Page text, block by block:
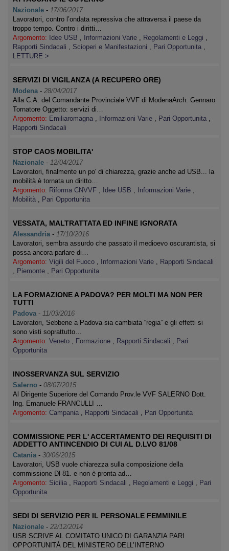
Nazionale - 17/06/2017
Lavoratori, contro l’ondata repressiva che attraversa il paese da
troppo tempo. Contro i diritti…
Argomento: Idee USB , Informazioni Varie , Regolamenti e Leggi ,
Rapporti Sindacali , Scioperi e Manifestazioni , Pari Opportunita ,
LETTURE >
SERVIZI DI VIGILANZA (A RECUPERO ORE)
Modena - 28/04/2017
Alla C.A. del Comandante Provinciale VVF di ModenaArch. Gennaro
Tornatore Oggetto: servizi di…
Argomento: Emiliaromagna , Informazioni Varie , Pari Opportunita ,
Rapporti Sindacali
STOP CAOS MOBILITA'
Nazionale - 12/04/2017
Lavoratori, finalmente un po' di chiarezza, grazie anche ad USB... la
mobilità è tornata un diritto…
Argomento: Riforma CNVVF , Idee USB , Informazioni Varie ,
Mobilità , Pari Opportunita
VESSATA, MALTRATTATA ED INFINE IGNORATA
Alessandria - 17/10/2016
Lavoratori, sembra assurdo che passato il medioevo oscurantista, si
possa ancora parlare di…
Argomento: Vigili del Fuoco , Informazioni Varie , Rapporti Sindacali
, Piemonte , Pari Opportunita
LA FORMAZIONE A PADOVA? PER MOLTI MA NON PER
TUTTI
Padova - 11/03/2016
Lavoratori, Sebbene a Padova sia cambiata “regia” e gli effetti si
sono visti soprattutto…
Argomento: Veneto , Formazione , Rapporti Sindacali , Pari
Opportunita
INOSSERVANZA SUL SERVIZIO
Salerno - 08/07/2015
Al Dirigente Superiore del Comando Prov.le VVF SALERNO Dott.
Ing. Emanuele FRANCULLI …
Argomento: Campania , Rapporti Sindacali , Pari Opportunita
COMMISSIONE PER L' ACCERTAMENTO DEI REQUISITI DI
ADDETTO ANTINCENDIO DI CUI AL D.LVO 81/08
Catania - 30/06/2015
Lavoratori, USB vuole chiarezza sulla composizione della
commissione Dl 81. e non è pronta ad…
Argomento: Sicilia , Rapporti Sindacali , Regolamenti e Leggi , Pari
Opportunita
SEDI DI SERVIZIO PER IL PERSONALE FEMMINILE
Nazionale - 22/12/2014
USB SCRIVE AL COMITATO UNICO DI GARANZIA PARI
OPPORTUNITÀ DEL MINISTERO DELL’INTERNO